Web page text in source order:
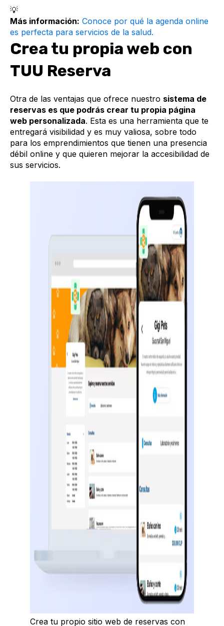
💡
Más información: Conoce por qué la agenda online
es perfecta para servicios de la salud.
Crea tu propia web con
TUU Reserva
Otra de las ventajas que ofrece nuestro sistema de
reservas es que podrás crear tu propia página
web personalizada. Esta es una herramienta que te
entregará visibilidad y es muy valiosa, sobre todo
para los emprendimientos que tienen una presencia
débil online y que quieren mejorar la accesibilidad de
sus servicios.
Crea tu propio sitio web de reservas con